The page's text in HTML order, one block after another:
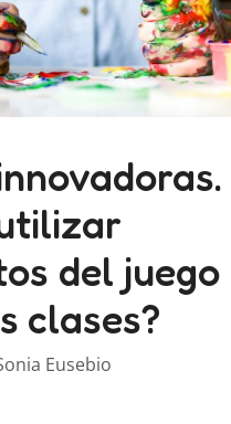
del juego
clases?
Eusebio